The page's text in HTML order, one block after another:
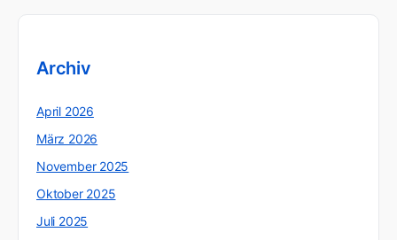
Archiv
April 2026
März 2026
November 2025
Oktober 2025
Juli 2025